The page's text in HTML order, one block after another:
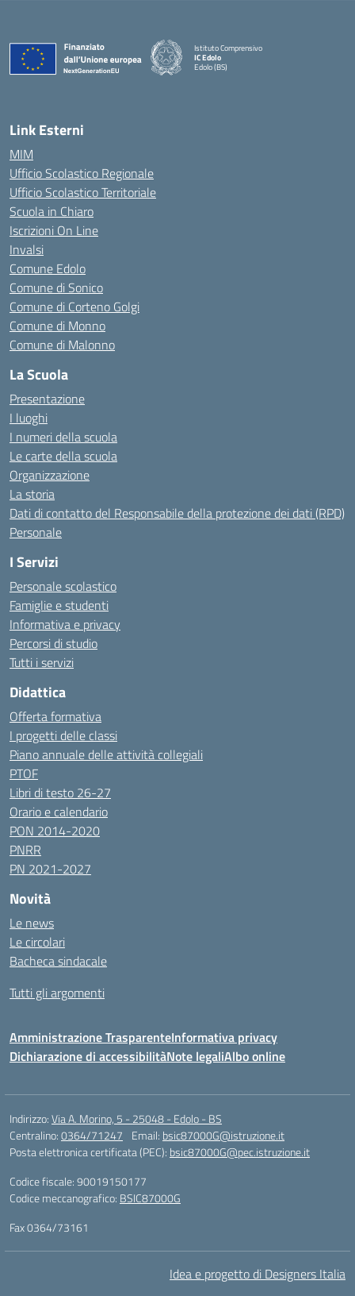
Istituto Comprensivo
IC Edolo
Edolo (BS)
Link Esterni
MIM
Ufficio Scolastico Regionale
Ufficio Scolastico Territoriale
Scuola in Chiaro
Iscrizioni On Line
Invalsi
Comune Edolo
Comune di Sonico
Comune di Corteno Golgi
Comune di Monno
Comune di Malonno
La Scuola
Presentazione
I luoghi
I numeri della scuola
Le carte della scuola
Organizzazione
La storia
Dati di contatto del Responsabile della protezione dei dati (RPD)
Personale
I Servizi
Personale scolastico
Famiglie e studenti
Informativa e privacy
Percorsi di studio
Tutti i servizi
Didattica
Offerta formativa
I progetti delle classi
Piano annuale delle attività collegiali
PTOF
Libri di testo 26-27
Orario e calendario
PON 2014-2020
PNRR
PN 2021-2027
Novità
Le news
Le circolari
Bacheca sindacale
Tutti gli argomenti
Amministrazione TrasparenteInformativa privacy
Dichiarazione di accessibilitàNote legaliAlbo online
Indirizzo:Via A. Morino, 5 - 25048 - Edolo - BS
Centralino:0364/71247 Email: bsic87000G@istruzione.it
Posta elettronica certificata (PEC): bsic87000G@pec.istruzione.it
Codice fiscale: 90019150177
Codice meccanografico: BSIC87000G
Fax 0364/73161
Idea e progetto di Designers Italia